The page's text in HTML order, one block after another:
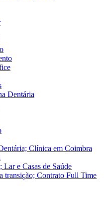
Dentária
Clínica em Coimbra
e Casas de Saúde
transição; Contrato Full Time